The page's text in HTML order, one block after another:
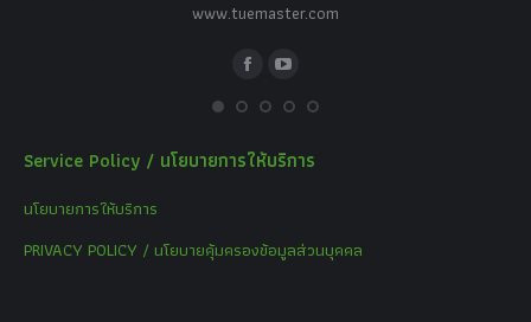
www.tuemaster.com
FacebookYouTube
Service Policy / นโยบายการให้บริการ
นโยบายการให้บริการ
PRIVACY POLICY / นโยบายคุ้มครองข้อมูลส่วนบุคคล